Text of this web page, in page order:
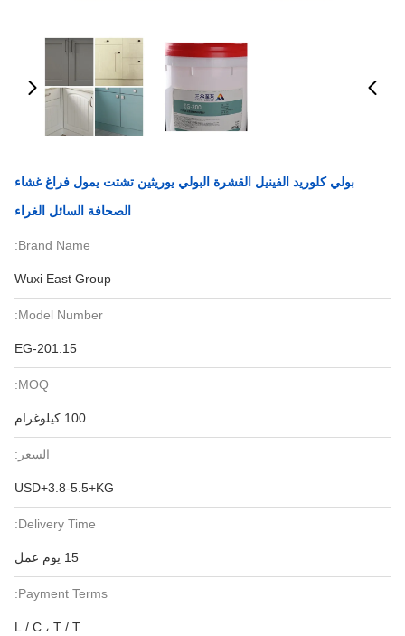
بولي كلوريد الفينيل القشرة البولي يوريثين تشتت يمول فراغ غشاء
الصحافة السائل الغراء
Brand Name:
Wuxi East Group
Model Number:
EG-201.15
MOQ:
100 كيلوغرام
السعر:
USD+3.8-5.5+KG
Delivery Time:
15 يوم عمل
Payment Terms:
L / C ، T / T